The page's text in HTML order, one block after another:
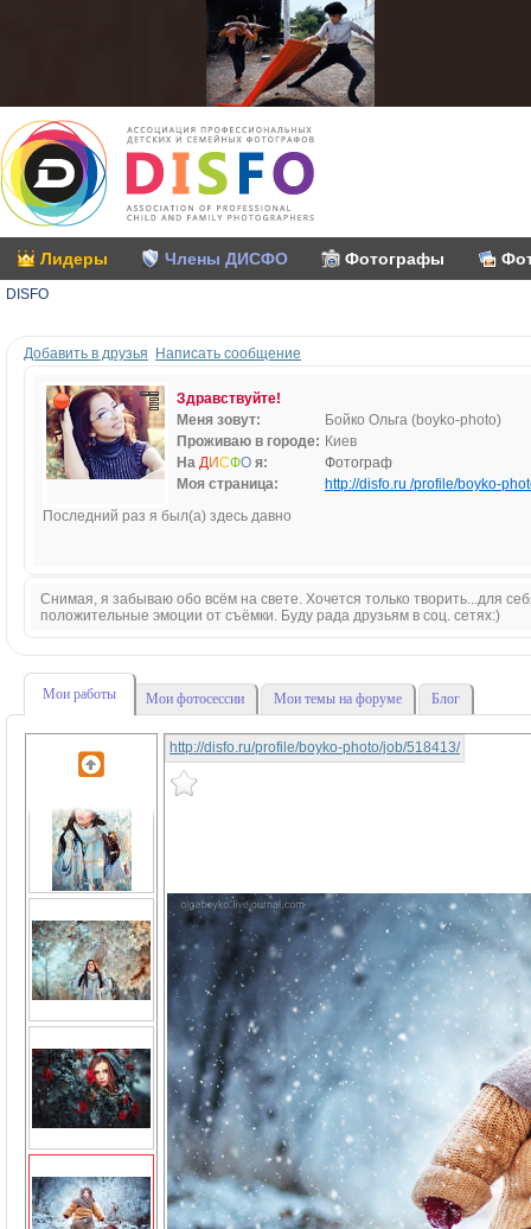
Лидеры Члены ДИСФО Фотографы
DISFO
Добавить в друзья Написать сообщение
Здравствуйте!
Меня зовут:
Бойко Ольга (boyko-photo)
Проживаю в городе: Киев
На ДИСФО я:
Фотограф
Моя страница:
http://disfo.ru /profile/boyko-
Последний раз я был(а) здесь давно
Снимая, я забываю обо всём на свете. Хочется только творить...для
положительные эмоции от съёмки. Буду рада друзьям в соц. сетях:)
Мои работы Мои фотосессии Мои темы на форуме Блог
http://disfo.ru/profile/boyko-photo/job/518413/